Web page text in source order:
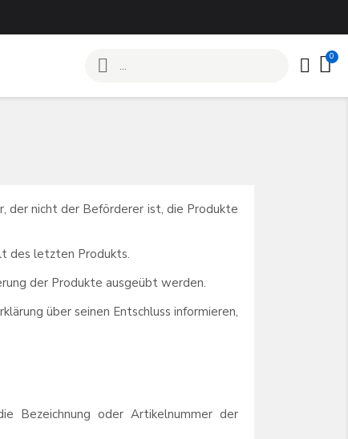
der nicht der Beförderer ist, die Produkte
des letzten Produkts.
der Produkte ausgeübt werden.
über seinen Entschluss informieren,
Bezeichnung oder Artikelnummer der